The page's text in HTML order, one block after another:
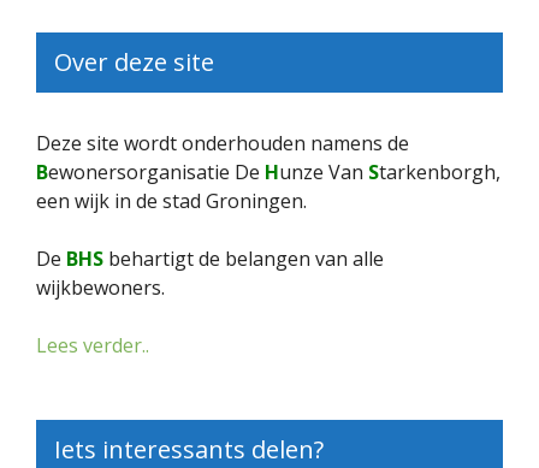
Over deze site
Deze site wordt onderhouden namens de
Bewonersorganisatie De Hunze Van Starkenborgh,
een wijk in de stad Groningen.
De BHS behartigt de belangen van alle
wijkbewoners.
Lees verder..
Iets interessants delen?